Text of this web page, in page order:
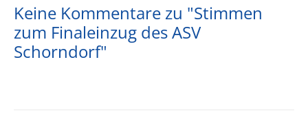
Keine Kommentare zu "Stimmen
zum Finaleinzug des ASV
Schorndorf"